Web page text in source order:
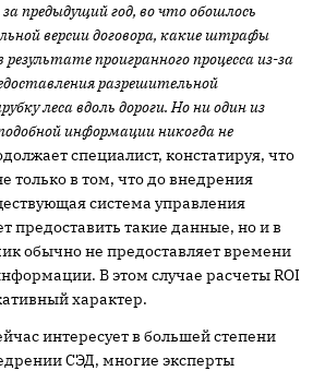
предыдущий год, во что обошлось
версии договора, какие штрафы
проигранного процесса из-за
разрешительной
леса вдоль дороги. Но ни один из
информации никогда не
специалист, констатируя, что
только в том, что до внедрения
система управления
предоставить такие данные, но и в
обычно не предоставляет времени
В этом случае расчеты ROI
характер.
интересует в большей степени
СЭД, многие эксперты